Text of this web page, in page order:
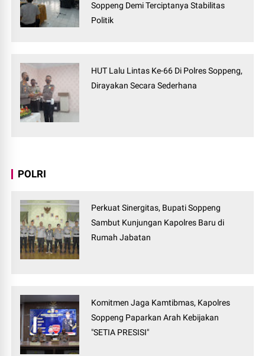
Soppeng Demi Terciptanya Stabilitas
Politik
HUT Lalu Lintas Ke-66 Di Polres Soppeng,
Dirayakan Secara Sederhana
POLRI
Perkuat Sinergitas, Bupati Soppeng
Sambut Kunjungan Kapolres Baru di
Rumah Jabatan
Komitmen Jaga Kamtibmas, Kapolres
Soppeng Paparkan Arah Kebijakan
"SETIA PRESISI"